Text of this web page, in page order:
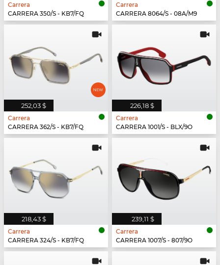
Carrera
CARRERA 350/S - KB7/FQ
Carrera
CARRERA 8064/S - 08A/M9
252,03 $
Carrera
CARRERA 362/S - KB7/FQ
226,18 $
Carrera
CARRERA 1001/S - BLX/9O
218,43 $
Carrera
CARRERA 324/S - KB7/FQ
239,11 $
Carrera
CARRERA 1007/S - 807/9O